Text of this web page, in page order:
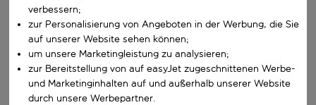
Suchen
verbessern;
zur Personalisierung von Angeboten in der Werbung, die Sie
auf unserer Website sehen können;
um unsere Marketingleistung zu analysieren;
zur Bereitstellung von auf easyJet zugeschnittenen Werbe-
und Marketinginhalten auf und außerhalb unserer Website
durch unsere Werbepartner.